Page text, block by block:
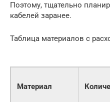
Поэтому, тщательно
кабелей заранее.
Таблица материалов с
Материал